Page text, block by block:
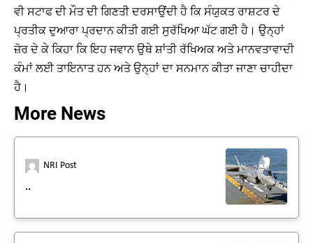
ਵੀ ਸਟਾਫ ਦੀ ਮੌਤ ਦੀ ਗਿਣਤੀ ਦਰਸਾਉਂਦੀ ਹੈ ਕਿ ਸੰਯੁਕਤ ਰਾਸ਼ਟਰ ਦੇ
ਪ੍ਰਤੀਕ ਦੁਆਰਾ ਪ੍ਰਦਾਨ ਕੀਤੀ ਗਈ ਸੁਰੱਖਿਆ ਘੱਟ ਗਈ ਹੈ। ਉਨ੍ਹਾਂ
ਜ਼ੋਰ ਦੇ ਕੇ ਕਿਹਾ ਕਿ ਇਹ ਜਵਾਨ ਉਥੇ ਸ਼ਾਂਤੀ ਰੱਖਿਅਕ ਅਤੇ ਮਾਨਵਤਾਵਾਦੀ
ਕੰਮਾਂ ਲਈ ਤਾਇਨਾਤ ਹਨ ਅਤੇ ਉਨ੍ਹਾਂ ਦਾ ਸਨਮਾਨ ਕੀਤਾ ਜਾਣਾ ਚਾਹੀਦਾ
ਹੈ।
More News
NRI Post
..